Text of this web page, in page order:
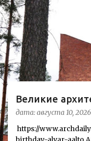
С
о
о
б
щ
е
н
и
я
Великие
дата:августа 10, 2026
https://